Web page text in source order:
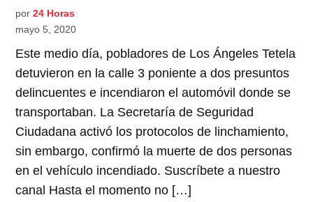
por 24 Horas
mayo 5, 2020
Este medio día, pobladores de Los Ángeles Tetela
detuvieron en la calle 3 poniente a dos presuntos
delincuentes e incendiaron el automóvil donde se
transportaban. La Secretaría de Seguridad
Ciudadana activó los protocolos de linchamiento,
sin embargo, confirmó la muerte de dos personas
en el vehículo incendiado. Suscríbete a nuestro
canal Hasta el momento no […]